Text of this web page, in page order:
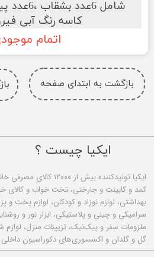
کاسه رنگ آبی
اتمام
بازگشت به ابتدای صفحه
ایکیا چیست ؟
ا​یکیا تولیدکننده بیش از
کمد و کابینت و جارختی، تخت خواب و کالای
بهداشتی، لوازم نوزاد و کودکان، لوازم پخت و
سرامیکی و چینی و پلاستیکی، ابزار نور و
ملزومات سفر و پیک‌نیک، تزیینات منزل،
گل و گلدان و اکسسوری‌های دکوراسیون